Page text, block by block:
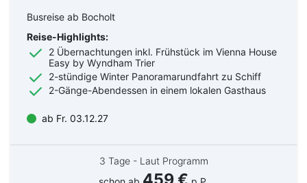
Busreise ab Bocholt
Reise-Highlights:
2 Übernachtungen inkl. Frühstück im Vienna House
Easy by Wyndham Trier
2-stündige Winter Panoramarundfahrt zu Schiff
2-Gänge-Abendessen in einem lokalen Gasthaus
ab Fr. 03.12.27
3 Tage - Laut Programm